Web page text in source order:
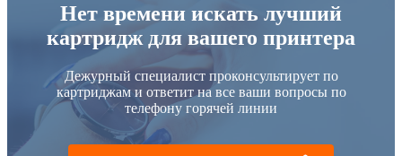
Нет времени искать лучший
картридж для вашего принтера
Дежурный специалист проконсультирует по
картриджам и ответит на все ваши вопросы по
телефону горячей линии